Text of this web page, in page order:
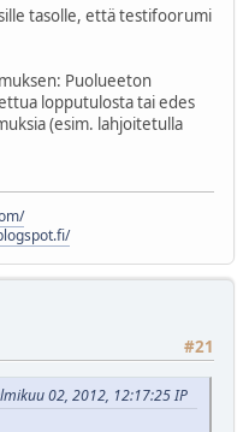
tasolle, että testifoorumi
Puolueeton
lopputulosta tai edes
(esim. lahjoitetulla
#21
02, 2012, 12:17:25 IP